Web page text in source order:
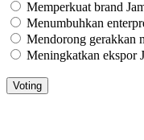
Memperkuat brand
Menumbuhkan
Mendorong gerakkan
Meningkatkan ekspor